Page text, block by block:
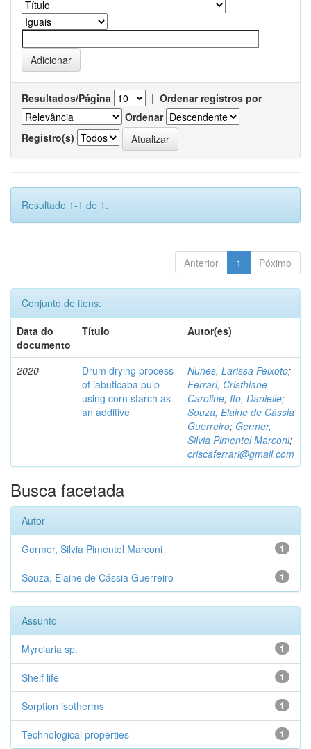
Resultados/Página | Ordenar registros por
Ordenar
Registro(s)
Resultado 1-1 de 1.
Anterior 1 Póximo
Conjunto de itens:
Data do
documento
Título Autor(es)
2020
Drum drying process
of jabuticaba pulp
using corn starch as
an additive
Nunes, Larissa Peixoto;
Ferrari, Cristhiane
Caroline; Ito, Danielle;
Souza, Elaine de Cássia
Guerreiro; Germer,
Silvia Pimentel Marconi;
criscaferrari@gmail.com
Busca facetada
Autor
1
Germer, Silvia Pimentel Marconi
1
Souza, Elaine de Cássia Guerreiro
Assunto
1
Myrciaria sp.
1
Shelf life
1
Sorption isotherms
1
Technological properties